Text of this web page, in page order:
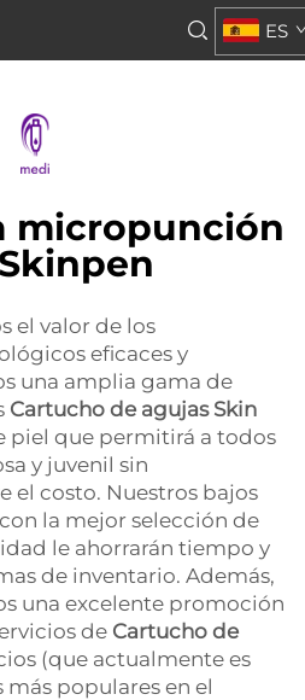
ES
micropunción
el valor de los
eficaces y
una amplia gama de
Cartucho de agujas Skin
piel que permitirá a todos
y juvenil sin
el costo. Nuestros bajos
la mejor selección de
le ahorrarán tiempo y
de inventario. Además,
una excelente promoción
de Cartucho de
(que actualmente es
más populares en el